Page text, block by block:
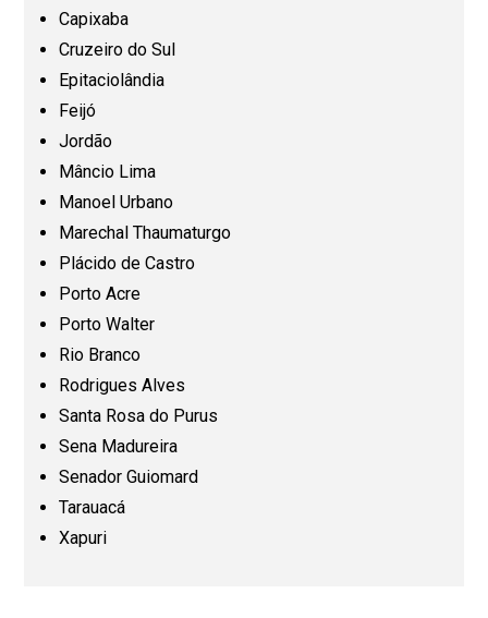
Paraíba (PB)
Paraná (PR)
Capixaba
Cruzeiro do Sul
Epitaciolândia
Feijó
Jordão
Mâncio Lima
Manoel Urbano
Marechal Thaumaturgo
Plácido de Castro
Porto Acre
Porto Walter
Rio Branco
Rodrigues Alves
Santa Rosa do Purus
Sena Madureira
Senador Guiomard
Tarauacá
Xapuri